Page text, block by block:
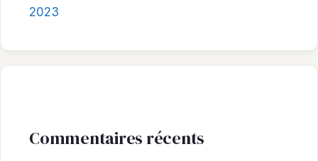
2023
Commentaires récents